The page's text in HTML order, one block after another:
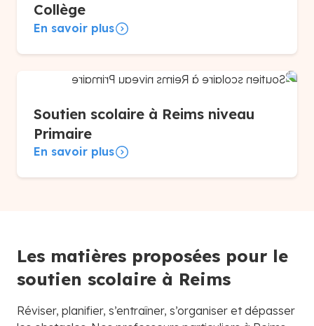
Collège
En savoir plus
Soutien scolaire à Reims niveau
Primaire
En savoir plus
Les matières proposées pour le
soutien scolaire à Reims
Réviser, planifier, s’entraîner, s’organiser et dépasser